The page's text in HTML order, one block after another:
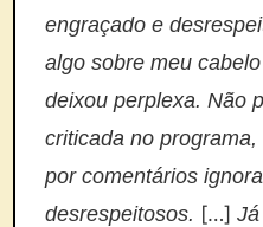
engraçado e
algo sobre meu
deixou perplexa. Não
criticada no
por comentários
desrespeitosos. […]